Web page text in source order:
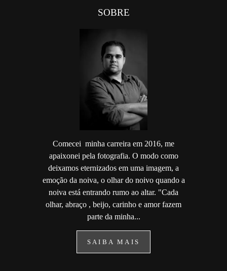
SOBRE
Comecei minha carreira em 2016, me
apaixonei pela fotografia. O modo como
deixamos eternizados em uma imagem, a
emoção da noiva, o olhar do noivo quando a
noiva está entrando rumo ao altar. "Cada
olhar, abraço , beijo, carinho e amor fazem
parte da minha...
SAIBA MAIS